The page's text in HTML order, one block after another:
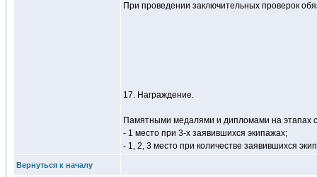
При проведении заключительных проверок
17. Награждение.
Памятными медалями и дипломами на этапах
- 1 место при 3-х заявившихся экипажах;
- 1, 2, 3 место при количестве заявившихся
Вернуться к началу